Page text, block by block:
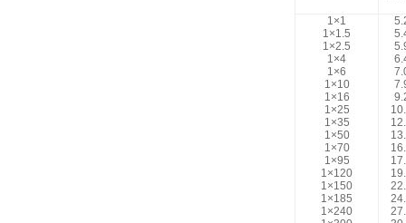
1×1
1×1.5
1×2.5
1×4
1×6
1×10
1×16
1×25
1×35
1×50
1×70
1×95
1×120
1×150
1×185
1×240